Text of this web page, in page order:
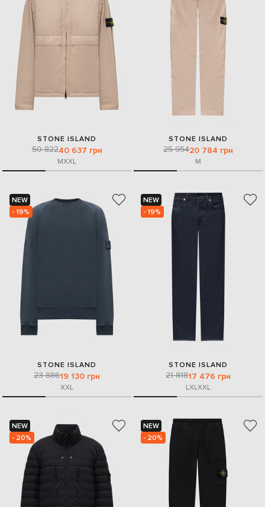
STONE ISLAND
50 82240 637 грн
MXXL
STONE ISLAND
25 95420 784 грн
M
NEW
- 19%
STONE ISLAND
23 88619 130 грн
XXL
NEW
- 19%
STONE ISLAND
21 81817 476 грн
LXLXXL
NEW
- 20%
NEW
- 20%